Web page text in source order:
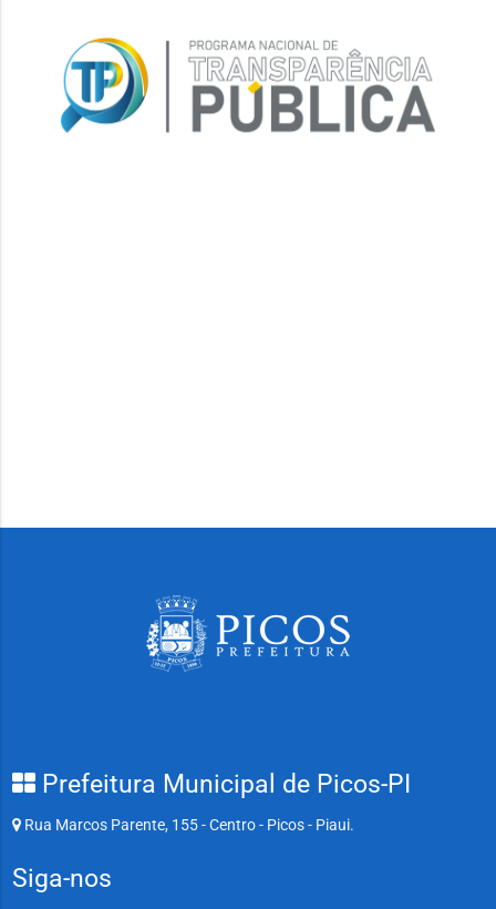
Prefeitura Municipal de Picos-PI
Rua Marcos Parente, 155 - Centro - Picos - Piaui.
Siga-nos